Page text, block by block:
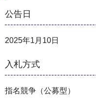
公告日
2025年1月10日
入札方式
指名競争（公募型）